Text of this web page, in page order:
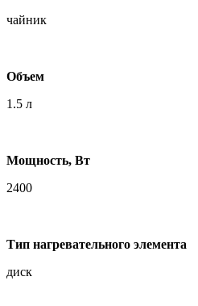
чайник
Объем
1.5 л
Мощность, Вт
2400
Тип нагревательного элемента
диск